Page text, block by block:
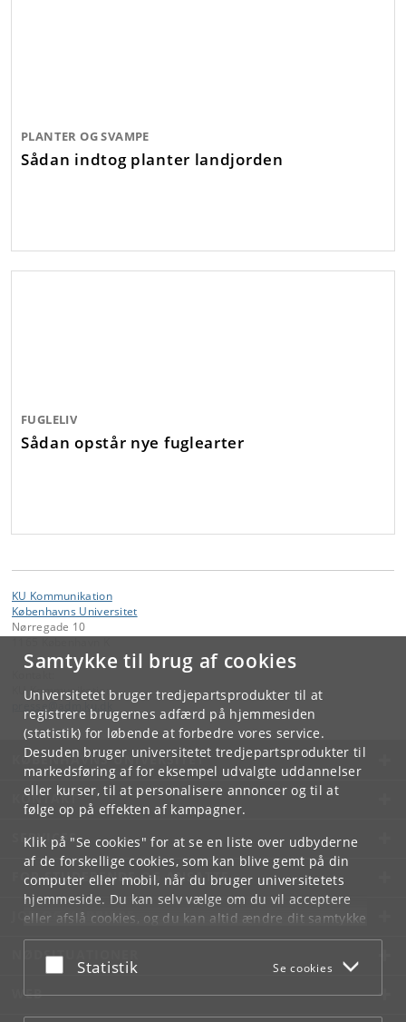
Samtykke til brug af cookies
Universitetet bruger tredjepartsprodukter til at
registrere brugernes adfærd på hjemmesiden
(statistik) for løbende at forbedre vores service.
Desuden bruger universitetet tredjepartsprodukter til
markedsføring af for eksempel udvalgte uddannelser
eller kurser, til at personalisere annoncer og til at
følge op på effekten af kampagner.
Klik på "Se cookies" for at se en liste over udbyderne
af de forskellige cookies, som kan blive gemt på din
computer eller mobil, når du bruger universitetets
hjemmeside. Du kan selv vælge om du vil acceptere
eller afslå cookies, og du kan altid ændre dit samtykke
underCookie- og privatlivspolitiksom du finder i
bunden af hver side.
Acceptér eller afslå
Statistik Se cookies
PLANTER OG SVAMPE
Sådan indtog planter landjorden
FUGLELIV
Sådan opstår nye fuglearter
KU Kommunikation
Københavns Universitet
Nørregade 10
KU Kommunikation
KØBENHAVNS UNIVERSITET
KONTAKT
SERVICES
FOR STUDERENDE OG ANSATTE
JOB OG KARRIERE
NØDSITUATIONER
WEB